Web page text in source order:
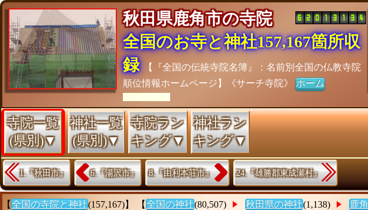
秋田県鹿角市の寺院
全国のお寺と神社157,167箇所収
録
【『全国の伝統寺院名簿』：名前別全国の仏教寺院
順位情報ホームページ】《サーチ寺院》ホーム
[As of 26/07/28]
寺院一覧
(県別)▼
神社一覧
(県別)▼
寺院ラン
キング▼
神社ラン
キング▼
1.『秋田市』 6.『湯沢市』 8.『由利本荘市』 24.『雄勝郡東成瀬村』
【 全国の寺院と神社(157,167)】 【 全国の神社(80,507) 秋田県の神社(1,138) 鹿